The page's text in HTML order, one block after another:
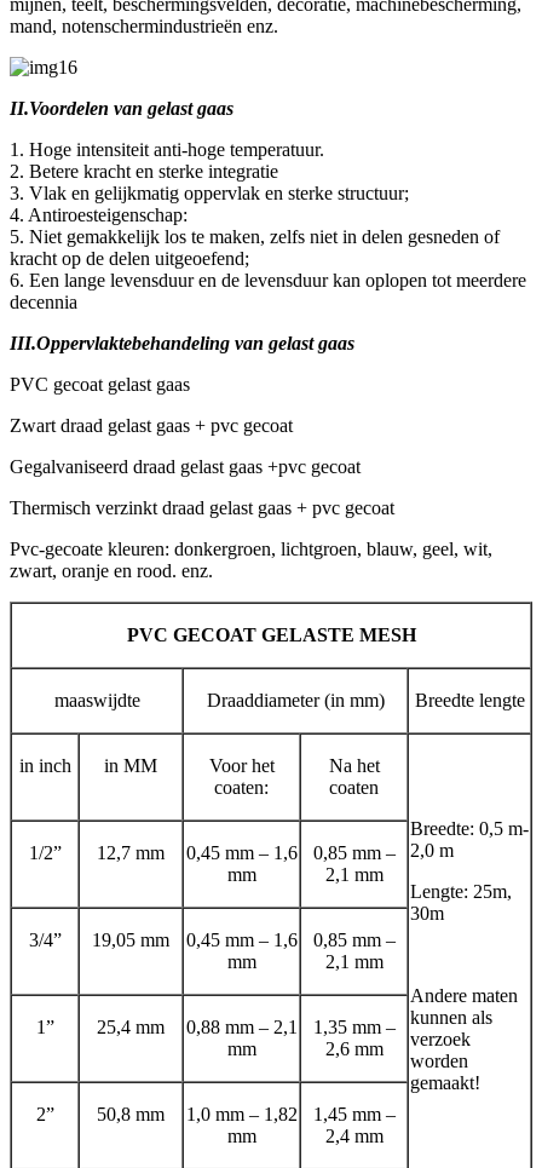
mand, notenschermindustrieën enz.
II.Voordelen van gelast gaas
1. Hoge intensiteit anti-hoge temperatuur.
2. Betere kracht en sterke integratie
3. Vlak en gelijkmatig oppervlak en sterke structuur;
4. Antiroesteigenschap:
5. Niet gemakkelijk los te maken, zelfs niet in delen gesneden of
kracht op de delen uitgeoefend;
6. Een lange levensduur en de levensduur kan oplopen tot meerdere
decennia
III.Oppervlaktebehandeling van gelast gaas
PVC gecoat gelast gaas
Zwart draad gelast gaas + pvc gecoat
Gegalvaniseerd draad gelast gaas +pvc gecoat
Thermisch verzinkt draad gelast gaas + pvc gecoat
Pvc-gecoate kleuren: donkergroen, lichtgroen, blauw, geel, wit,
zwart, oranje en rood. enz.
PVC GECOAT GELASTE MESH
maaswijdte Draaddiameter (in mm) Breedte lengte
in inch in MM
Voor het
coaten:
Na het
coaten
Breedte: 0,5 m-
2,0 m
Lengte: 25m,
30m
Andere maten
kunnen als
verzoek
worden
gemaakt!
1/2” 12,7 mm
0,45 mm – 1,6
mm
0,85 mm –
2,1 mm
3/4” 19,05 mm
0,45 mm – 1,6
mm
0,85 mm –
2,1 mm
1” 25,4 mm
0,88 mm – 2,1
mm
1,35 mm –
2,6 mm
2” 50,8 mm
1,0 mm – 1,82
mm
1,45 mm –
2,4 mm